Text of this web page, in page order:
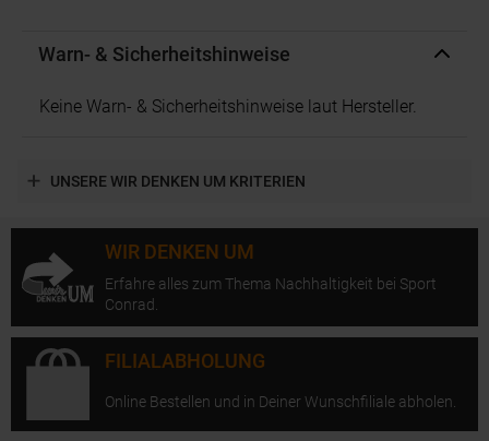
Warn- & Sicherheitshinweise
Keine Warn- & Sicherheitshinweise laut Hersteller.
UNSERE WIR DENKEN UM KRITERIEN
WIR DENKEN UM
Erfahre alles zum Thema Nachhaltigkeit bei Sport
Conrad.
FILIALABHOLUNG
Online Bestellen und in Deiner Wunschfiliale abholen.